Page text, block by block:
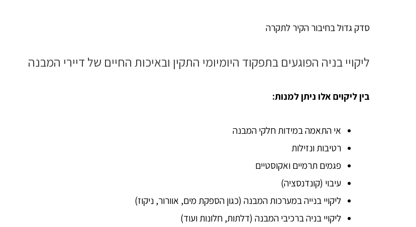
סדק גדול בחיבור הקיר לתקרה
ליקויי בניה הפוגעים בתפקוד היומיומי התקין ובאיכות החיים של דיירי המבנה
בין ליקוים אלו ניתן למנות:
אי התאמה במידות חלקי המבנה
רטיבות ונזילות
פגמים תרמיים ואקוסטיים
עיבוי (קונדנסציה)
ליקויי בנייה במערכות המבנה (כגון הספקת מים, אוורור, ניקוז)
ליקויי בניה ברכיבי המבנה (דלתות, חלונות ועוד)